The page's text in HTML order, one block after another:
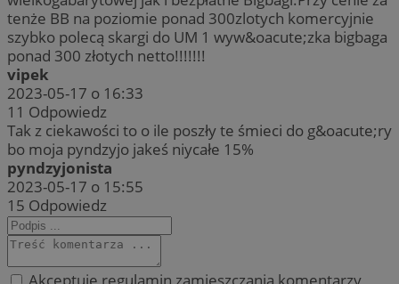
tenże BB na poziomie ponad 300zlotych komercyjnie
szybko polecą skargi do UM 1 wyw&oacute;zka bigbaga
ponad 300 złotych netto!!!!!!!
vipek
2023-05-17 o 16:33
11 Odpowiedz
Tak z ciekawości to o ile poszły te śmieci do g&oacute;ry
bo moja pyndzyjo jakeś niycałe 15%
pyndzyjonista
2023-05-17 o 15:55
15 Odpowiedz
Akceptuję regulamin zamieszczania komentarzy